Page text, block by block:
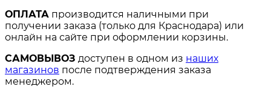
ОПЛАТА производится наличными при
получении заказа (только для Краснодара) или
онлайн на сайте при оформлении корзины.
САМОВЫВОЗ доступен в одном из наших
магазинов после подтверждения заказа
менеджером.